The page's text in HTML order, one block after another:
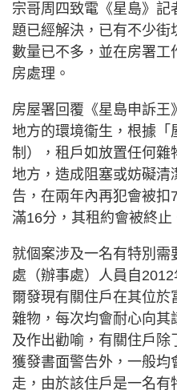
宗哥周四致電《星島》記
題已經解決，已有不少街
數量已不多，並在房署工
房處理。
房屋署回覆《星島申訴王
地方的環境衞生，根據「
制），租戶如放置任何雜
地方，造成阻塞或妨礙清
告，在兩年內再犯會被扣
滿16分，其租約會被終止
就個案涉及一名有特別
處（辦事處）人員自
爾發現有關住戶在其位
雜物，每次均會耐心向其
及作出勸喻，有關住戶
獲發書面警告外，一般均
走，由於該住戶是一名有